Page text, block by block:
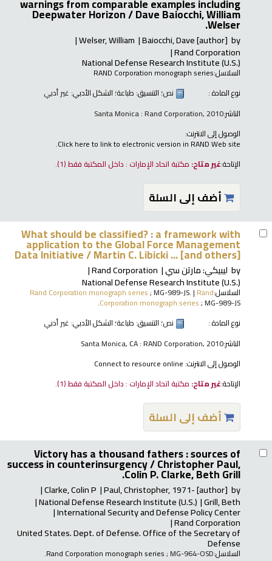
Deepwater Horizon /Dave Baiocchi, William
Welser.
by
Baiocchi, Dave[author]
Welser, William
Rand Corporation
National Defense Research Institute (U.S.)
السلاسل:RAND Corporation monograph series
نوع المادة :
نص؛ التنسيق: طباعة؛ الشكل الأدبي: غير أدبي
الناشر:Santa Monica : Rand Corporation, 2010
الوصول إلى الانترنت:
Click here to link to electronic version in RAND Web site.
الإتاحة:غير متاح: مكتبة اتحاد الإمارات : داخل المكتبة فقط(1).
أضف إلى السلة
What should be classified? : a framework with
application to the Global Force Management
Data Initiative /Martin C. Libicki ... [and others]
by ليبيكي: مارتن سي Rand Corporation
National Defense Research Institute (U.S.)
السلاسل: Rand Corporation monograph series; MG-989-JS.| Rand
Corporation monograph series; MG-989-JS.
نوع المادة :
نص؛ التنسيق: طباعة؛ الشكل الأدبي: غير أدبي
الناشر:Santa Monica, CA : RAND Corporation, 2010
الوصول إلى الانترنت: Connect to resource online
الإتاحة:غير متاح: مكتبة اتحاد الإمارات : داخل المكتبة فقط(1).
أضف إلى السلة
Victory has a thousand fathers : sources of
success in counterinsurgency /Christopher Paul,
Colin P. Clarke, Beth Grill.
by
Paul, Christopher, 1971-[author]
Clarke, Colin P
Grill, Beth
National Defense Research Institute (U.S.)
International Security and Defense Policy Center
Rand Corporation
United States. Dept. of Defense. Office of the Secretary of
Defense
السلاسل: Rand Corporation monograph series; MG-964-OSD.